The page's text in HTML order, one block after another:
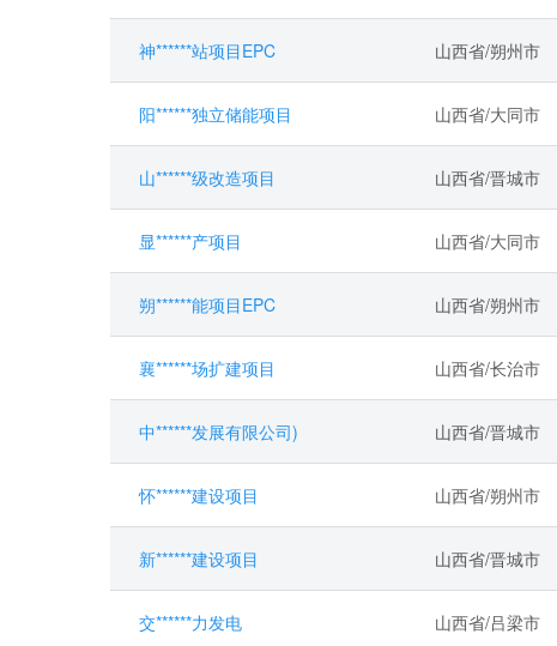
神******站项目EPC 山西省/朔州市
阳******独立储能项目 山西省/大同市
山******级改造项目 山西省/晋城市
显******产项目 山西省/大同市
朔******能项目EPC 山西省/朔州市
襄******场扩建项目 山西省/长治市
中******发展有限公司) 山西省/晋城市
怀******建设项目 山西省/朔州市
新******建设项目 山西省/晋城市
交******力发电 山西省/吕梁市